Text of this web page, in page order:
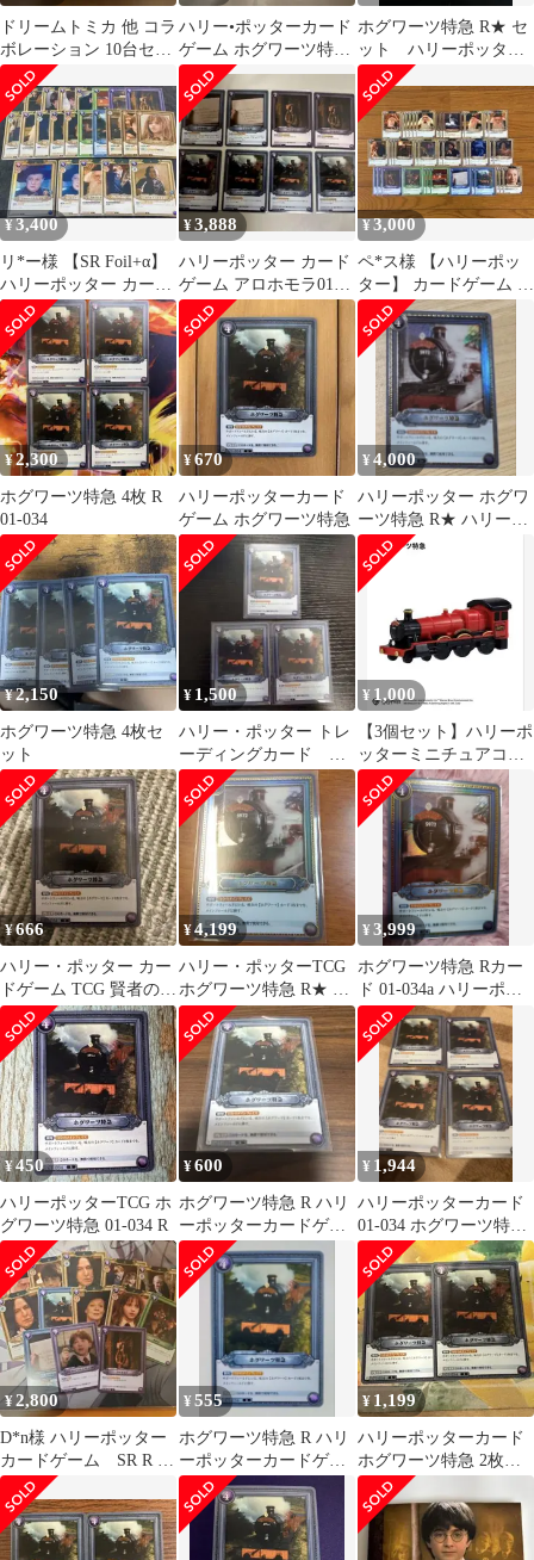
ドリームトミカ 他 コラ
ボレーション 10台セッ
ト
ハリー•ポッターカード
ゲーム ホグワーツ特急
アロホモラ
ホグワーツ特急 R★ セ
ット ハリーポッター
01-034a
¥3,400
リ*ー様 【SR Foil+α】
ハリーポッター カード
23枚セット
¥3,888
ハリーポッター カード
ゲーム アロホモラ01-
033 01-034 01-076
¥3,000
ペ*ス様 【ハリーポッ
ター】 カードゲーム 賢
者の石 ホグワーツ 関
連セット
¥2,300
ホグワーツ特急 4枚 R
01-034
¥670
ハリーポッターカード
ゲーム ホグワーツ特急
¥4,000
ハリーポッター ホグワ
ーツ特急 R★ ハリーポ
ッターカードゲーム
¥2,150
ホグワーツ特急 4枚セ
ット
¥ 1,500
ハリー・ポッター トレ
ーディングカード ホ
グワーツ特急 R 3枚
¥ 1,000
【3個セット】ハリーポ
ッターミニチュアコレ
クション ホグワーツ特
急 ガチャガチャ
¥666
ハリー・ポッター カー
ドゲーム TCG 賢者の石
Part.1 ホグワーツ特急
¥4,199
ハリー・ポッターTCG
ホグワーツ特急 R★ 01-
034a
¥3,999
ホグワーツ特急 Rカー
ド 01-034a ハリーポッ
ターカード
¥450
ハリーポッターTCG ホ
グワーツ特急 01-034 R
¥600
ホグワーツ特急 R ハリ
ーポッターカードゲー
ム
¥ 1,944
ハリーポッターカード
01-034 ホグワーツ特急
R 4枚
¥2,800
D*n様 ハリーポッター
カードゲーム SR R ま
とめ売り
¥555
ホグワーツ特急 R ハリ
ーポッターカードゲー
ム
¥ 1,199
ハリーポッターカード
ホグワーツ特急 2枚セ
ット R 01-034